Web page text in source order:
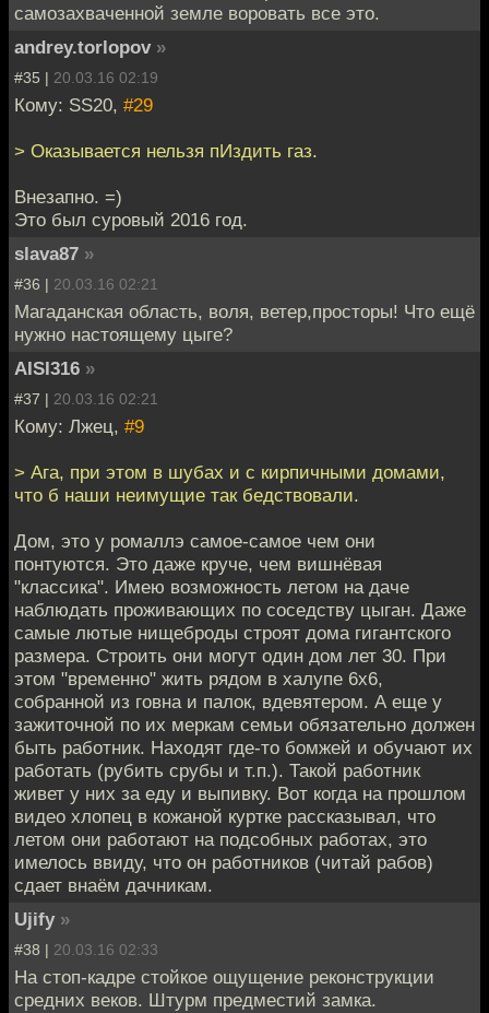
самозахваченной земле воровать все это.
andrey.torlopov »
#35 | 20.03.16 02:19
Кому: SS20, #29
> Оказывается нельзя пИздить газ.
Внезапно. =)
Это был суровый 2016 год.
slava87 »
#36 | 20.03.16 02:21
Магаданская область, воля, ветер,просторы! Что ещё
нужно настоящему цыге?
AISI316 »
#37 | 20.03.16 02:21
Кому: Лжец, #9
> Ага, при этом в шубах и с кирпичными домами,
что б наши неимущие так бедствовали.
Дом, это у ромаллэ самое-самое чем они
понтуются. Это даже круче, чем вишнёвая
"классика". Имею возможность летом на даче
наблюдать проживающих по соседству цыган. Даже
самые лютые нищеброды строят дома гигантского
размера. Строить они могут один дом лет 30. При
этом "временно" жить рядом в халупе 6х6,
собранной из говна и палок, вдевятером. А еще у
зажиточной по их меркам семьи обязательно должен
быть работник. Находят где-то бомжей и обучают их
работать (рубить срубы и т.п.). Такой работник
живет у них за еду и выпивку. Вот когда на прошлом
видео хлопец в кожаной куртке рассказывал, что
летом они работают на подсобных работах, это
имелось ввиду, что он работников (читай рабов)
сдает внаём дачникам.
Ujify »
#38 | 20.03.16 02:33
На стоп-кадре стойкое ощущение реконструкции
средних веков. Штурм предместий замка.